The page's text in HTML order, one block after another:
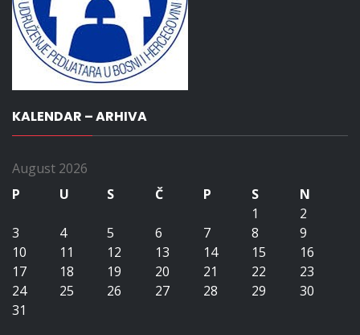
KALENDAR – ARHIVA
August 2026
P
U S Č P S
N
1
2
3
4 5 6 7 8
9
10
11 12 13 14 15
16
17
18 19 20 21 22
23
24
25 26 27 28 29
30
31